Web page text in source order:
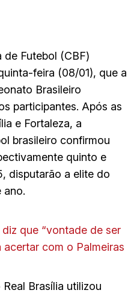
de Futebol (CBF)
feira (08/01), que a
Brasileiro
participantes. Após as
e Fortaleza, a
brasileiro confirmou
quinto e
disputarão a elite do
ano.
que “vontade de ser
com o Palmeiras
Brasília utilizou